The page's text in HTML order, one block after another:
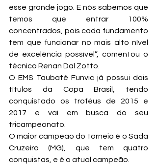
esse grande jogo. E nós sabemos que
temos que entrar 100%
concentrados, pois cada fundamento
tem que funcionar no mais alto nível
de excelência possível”, comentou o
técnico Renan Dal Zotto.
O EMS Taubaté Funvic já possui dois
títulos da Copa Brasil, tendo
conquistado os troféus de 2015 e
2017 e vai em busca do seu
tricampeonato.
O maior campeão do torneio é o Sada
Cruzeiro (MG), que tem quatro
conquistas, e é o atual campeão.